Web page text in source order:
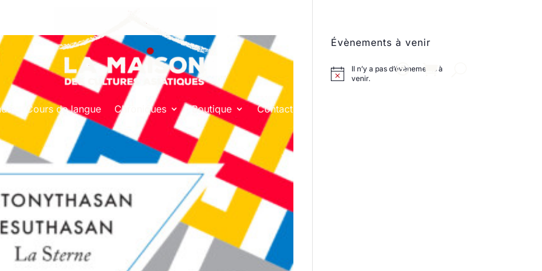
Cours de langue Chroniques Boutique Contact
Évènements à venir
Il n’y a pas d’évènements à
venir.